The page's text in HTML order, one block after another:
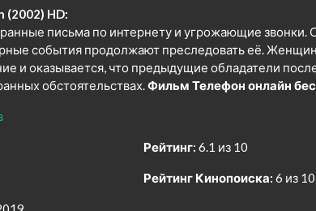
(2002) HD:
письма по интернету и угрожающие звонки.
события продолжают преследовать её.
и оказывается, что предыдущие обладатели
обстоятельствах.Фильм Телефон онлайн
Рейтинг: 6.1 из 10
Рейтинг Кинопоиска: 6 из 10